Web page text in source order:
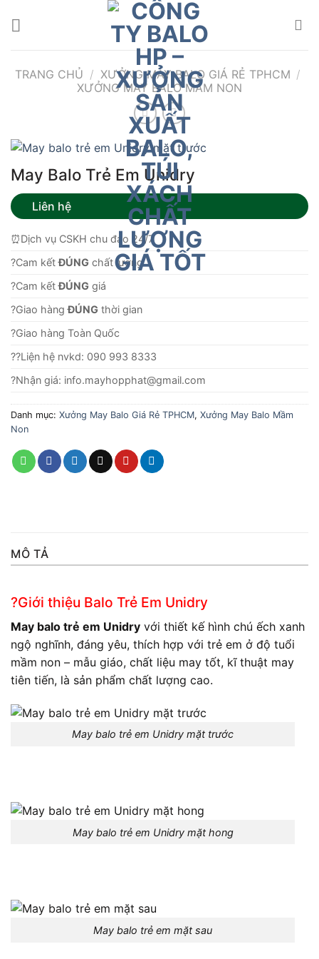
TRANG CHỦ / XƯỞNG MAY BALO GIÁ RẺ TPHCM /
XƯỞNG MAY BALO MẦM NON
May Balo Trẻ Em Unidry
Liên hệ
⏰Dịch vụ CSKH chu đáo 24/7
?Cam kếtĐÚNG chất lượng.
?Cam kếtĐÚNG giá
?Giao hàngĐÚNG thời gian
?Giao hàng Toàn Quốc
??Liện hệ nvkd: 090 993 8333
?Nhận giá: info.mayhopphat@gmail.com
Danh mục: Xưởng May Balo Giá Rẻ TPHCM, Xưởng May Balo Mầm
Non
MÔ TẢ
?Giới thiệu Balo Trẻ Em Unidry
May balo trẻ em Unidry với thiết kế hình chú ếch xanh
ngộ nghĩnh, đáng yêu, thích hợp với trẻ em ở độ tuổi
mầm non – mẫu giáo, chất liệu may tốt, kĩ thuật may
tiên tiến, là sản phẩm chất lượng cao.
May balo trẻ em Unidry mặt trước
May balo trẻ em Unidry mặt hong
May balo trẻ em mặt sau